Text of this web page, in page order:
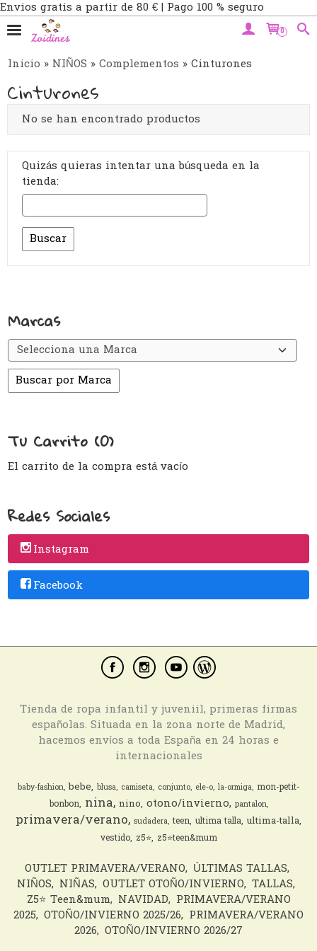
Envios gratis a partir de 80 € | Pago 100 % seguro
0
Marcas
Tu Carrito (0)
El carrito de la compra está vacío
Redes Sociales
Instagram
Facebook
Inicio » NIÑOS » Complementos » Cinturones
Cinturones
No se han encontrado productos
Quizás quieras intentar una búsqueda en la
tienda:
Tienda de ropa infantil y juveniil, primeras firmas
españolas. Situada en la zona norte de Madrid,
hacemos envíos a toda España en 24 horas e
internacionales
baby-fashion bebe blusa camiseta conjunto ele-o la-ormiga mon-petit-
bonbon nina nino otono/invierno pantalon
primavera/verano sudadera teen ultima talla ultima-talla
vestido z5⭐️ z5⭐️teen&mum
OUTLET PRIMAVERA/VERANO ÚLTIMAS TALLAS
NIÑOS NIÑAS OUTLET OTOÑO/INVIERNO TALLAS
Z5⭐️ Teen&mum NAVIDAD PRIMAVERA/VERANO
2025 OTOÑO/INVIERNO 2025/26 PRIMAVERA/VERANO
2026 OTOÑO/INVIERNO 2026/27